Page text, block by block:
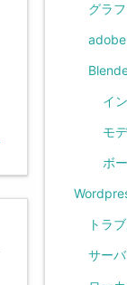
グラ
adobe
イ
モ
ボ
トラ
サー